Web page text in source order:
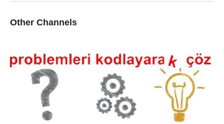
Other Channels